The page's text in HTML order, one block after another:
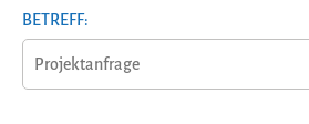
BETREFF: